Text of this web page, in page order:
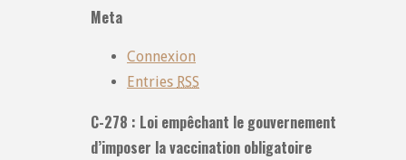
Meta
Connexion
Entries RSS
C-278 : Loi empêchant le gouvernement
d’imposer la vaccination obligatoire